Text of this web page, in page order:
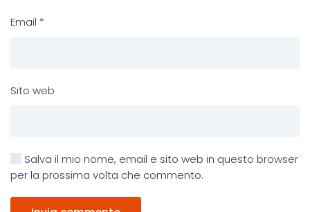
Email *
Sito web
Salva il mio nome, email e sito web in questo browser
per la prossima volta che commento.